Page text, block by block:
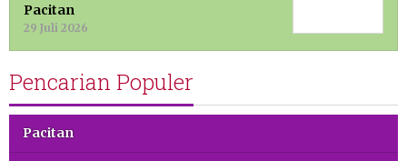
Pacitan
29 Juli 2026
Pencarian Populer
Pacitan